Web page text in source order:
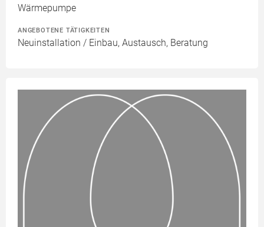
Wärmepumpe
ANGEBOTENE TÄTIGKEITEN
Neuinstallation / Einbau, Austausch, Beratung